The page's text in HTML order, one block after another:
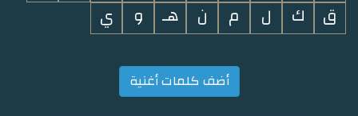
ق
ك ل م ن هـ و ي
أضف كلمات أغنية